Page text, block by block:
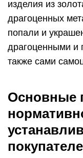
изделия из
драгоценных
попали и
драгоценными и
также сами
Основные